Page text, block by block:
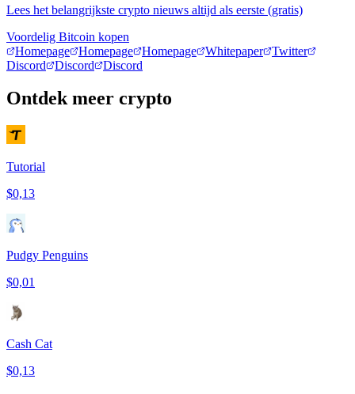
Lees het belangrijkste crypto nieuws altijd als eerste (gratis)
Voordelig Bitcoin kopen
Homepage
Homepage Homepage Whitepaper
Twitter
Discord
Discord Discord
Ontdek meer crypto
Tutorial
$0,13
Pudgy Penguins
$0,01
Cash Cat
$0,13